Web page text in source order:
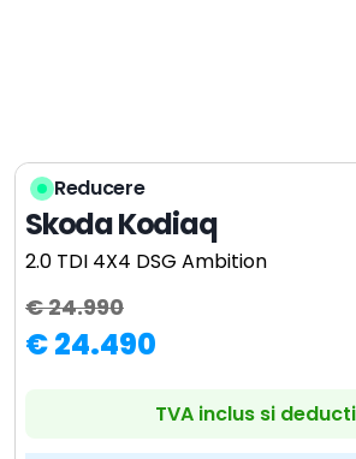
Reducere
Skoda Kodiaq
2.0 TDI 4X4 DSG Ambition
€ 24.990
€ 24.490
TVA inclus si